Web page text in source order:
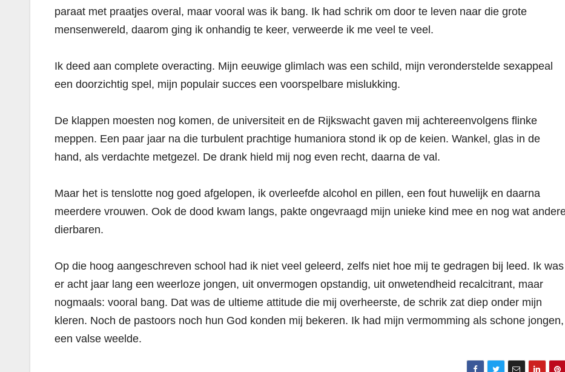
paraat met praatjes overal, maar vooral was ik bang. Ik had schrik om door te leven naar die grote
mensenwereld, daarom ging ik onhandig te keer, verweerde ik me veel te veel.
Ik deed aan complete overacting. Mijn eeuwige glimlach was een schild, mijn veronderstelde sexappeal
een doorzichtig spel, mijn populair succes een voorspelbare mislukking.
De klappen moesten nog komen, de universiteit en de Rijkswacht gaven mij achtereenvolgens flinke
meppen. Een paar jaar na die turbulent prachtige humaniora stond ik op de keien. Wankel, glas in de
hand, als verdachte metgezel. De drank hield mij nog even recht, daarna de val.
Maar het is tenslotte nog goed afgelopen, ik overleefde alcohol en pillen, een fout huwelijk en daarna
meerdere vrouwen. Ook de dood kwam langs, pakte ongevraagd mijn unieke kind mee en nog wat
dierbaren.
Op die hoog aangeschreven school had ik niet veel geleerd, zelfs niet hoe mij te gedragen bij leed. Ik was
er acht jaar lang een weerloze jongen, uit onvermogen opstandig, uit onwetendheid recalcitrant, maar
nogmaals: vooral bang. Dat was de ultieme attitude die mij overheerste, de schrik zat diep onder mijn
kleren. Noch de pastoors noch hun God konden mij bekeren. Ik had mijn vermomming als schone jongen,
een valse weelde.